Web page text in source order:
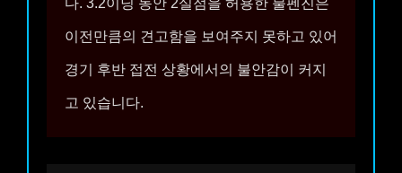
이전만큼의 견고함을 보여주지 못하고 있어
경기 후반 접전 상황에서의 불안감이 커지
고 있습니다.